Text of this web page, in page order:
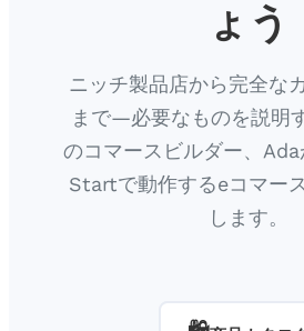
ょう
ニッチ製品店から完全な
まで—必要なものを説明
のコマースビルダー、
Startで動作するeコマー
します。